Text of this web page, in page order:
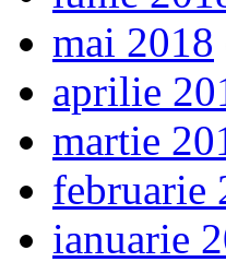
mai 2018
aprilie
martie
februarie
ianuarie